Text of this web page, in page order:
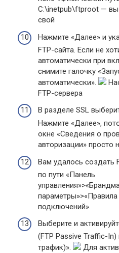
C:\inetpub\ftproot — вы
свой
Нажмите «Далее» и
FTP-сайта. Если не
автоматически при
снимите галочку
автоматически».
FTP-сервера
В разделе SSL
Нажмите «Далее»,
окне «Сведения о
авторизации» просто
Вам удалось создать
по пути «Панель
подключений».
Выберите и
(FTP Passive Traffic-
трафик)».
Для